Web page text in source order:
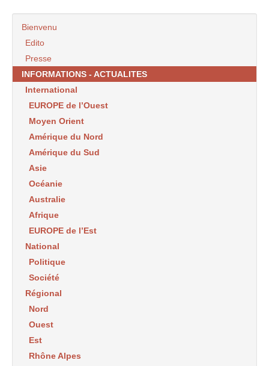
Bienvenu
Edito
Presse
INFORMATIONS - ACTUALITES
International
EUROPE de l’Ouest
Moyen Orient
Amérique du Nord
Amérique du Sud
Asie
Océanie
Australie
Afrique
EUROPE de l’Est
National
Politique
Société
Régional
Nord
Ouest
Est
Rhône Alpes